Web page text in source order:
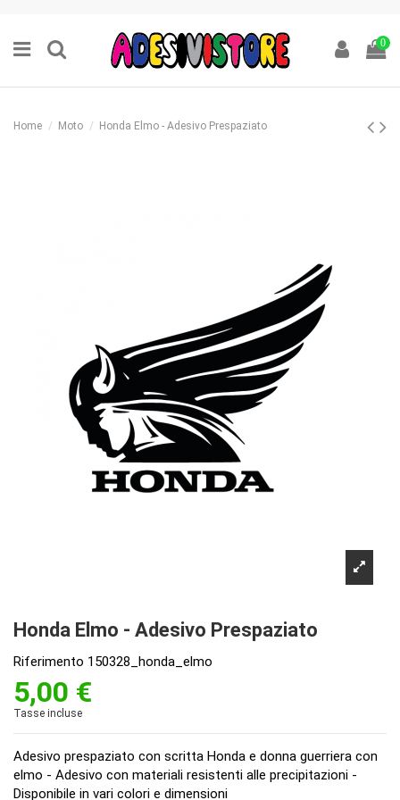
0
Home Moto Honda Elmo - Adesivo Prespaziato
Honda Elmo - Adesivo Prespaziato
Riferimento 150328_honda_elmo
5,00 €
Tasse incluse
Adesivo prespaziato con scritta Honda e donna guerriera con
elmo - Adesivo con materiali resistenti alle precipitazioni -
Disponibile in vari colori e dimensioni